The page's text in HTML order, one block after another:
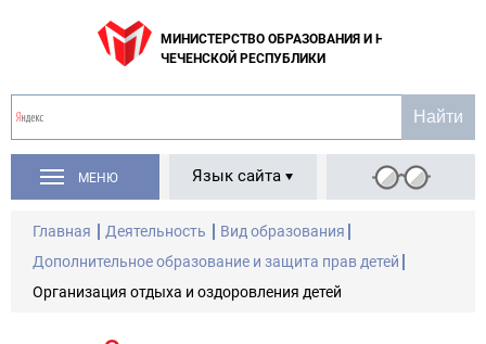
МИНИСТЕРСТВО ОБРАЗОВАНИЯ И НАУКИ
ЧЕЧЕНСКОЙ РЕСПУБЛИКИ
МЕНЮ Язык сайта
Главная Деятельность
Вид образования
Дополнительное образование и защита прав детей
Организация отдыха и оздоровления детей